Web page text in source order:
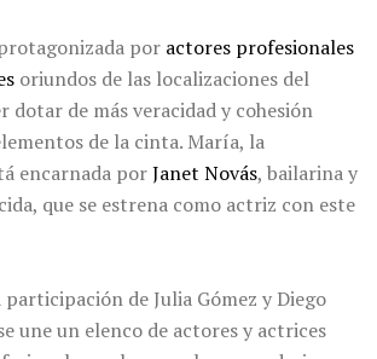
por actores profesionales
oriundos de las localizaciones del
dotar de más veracidad y cohesión
de la cinta. María, la
encarnada porJanet Novás, bailarina y
que se estrena como actriz con este
de Julia Gómez y Diego
une un elenco de actores y actrices